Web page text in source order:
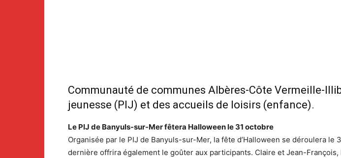
Communauté de communes Albères-Côte Vermeille-
jeunesse (PIJ) et des accueils de loisirs (enfance).
Le PIJ de Banyuls-sur-Mer fêtera Halloween le 31 octobre
Organisée par le PIJ de Banyuls-sur-Mer, la fête d’Halloween se déroulera
dernière offrira également le goûter aux participants. Claire et Jean-